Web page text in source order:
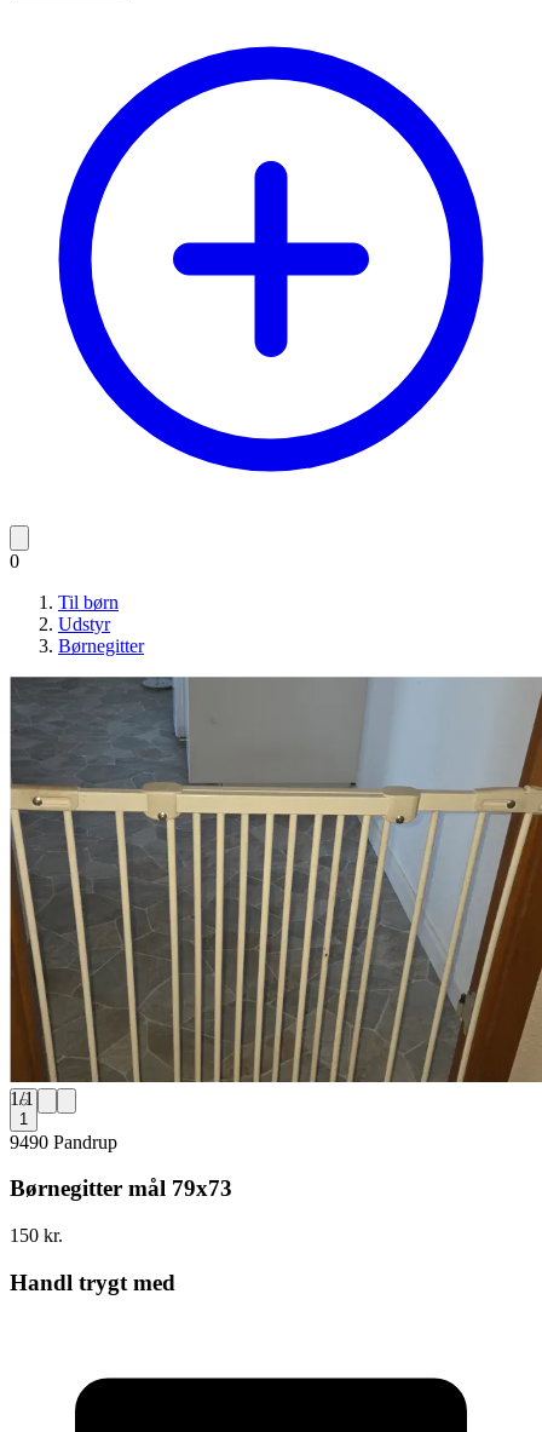
0
Til børn
Udstyr
Børnegitter
1/1
1
9490 Pandrup
Børnegitter mål 79x73
150 kr.
Handl trygt med